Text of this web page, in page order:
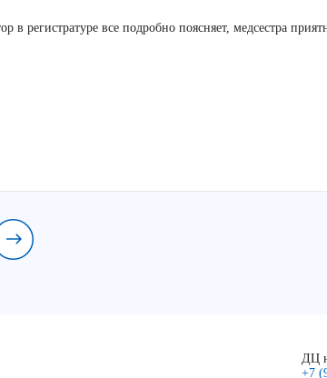
регистратуре все подробно поясняет, медсестра
ДЦ
+7